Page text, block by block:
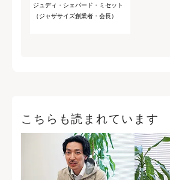
ジュディ・シェパード・ミセット
（ジャザサイズ創業者・会長）
こちらも読まれています